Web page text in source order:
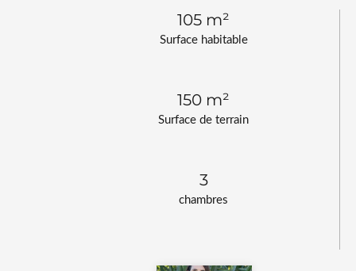
Surface habitable
105 m²
Surface de terrain
150 m²
chambres
3